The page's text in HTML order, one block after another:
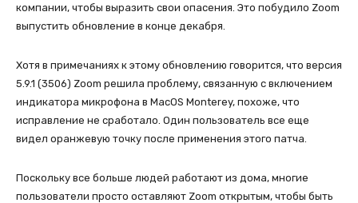
компании, чтобы выразить свои опасения. Это побудило Zoom
выпустить обновление в конце декабря.
Хотя в примечаниях к этому обновлению говорится, что версия
5.9.1 (3506) Zoom решила проблему, связанную с включением
индикатора микрофона в MacOS Monterey, похоже, что
исправление не сработало. Один пользователь все еще
видел оранжевую точку после применения этого патча.
Поскольку все больше людей работают из дома, многие
пользователи просто оставляют Zoom открытым, чтобы быть